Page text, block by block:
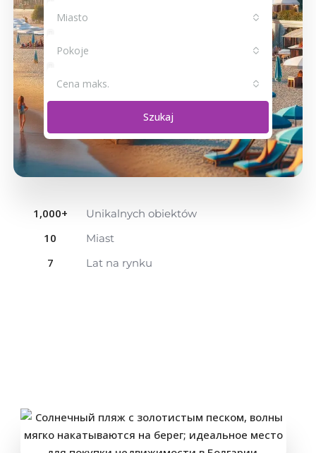
Miasto
Pokoje
Cena maks.
Szukaj
1,000+ Unikalnych obiektów
10 Miast
7 Lat na rynku